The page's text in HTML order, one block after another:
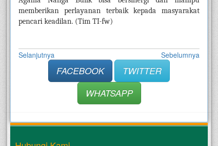
memberikan perlayanan terbaik kepada masyarakat
pencari keadilan. (Tim TI-fw)
Selanjutnya Sebelumnya
FACEBOOK
TWITTER
WHATSAPP